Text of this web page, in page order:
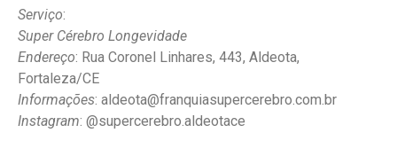
Serviço:
Super Cérebro Longevidade
Endereço: Rua Coronel Linhares, 443, Aldeota,
Fortaleza/CE
Informações: aldeota@franquiasupercerebro.com.br
Instagram: @supercerebro.aldeotace